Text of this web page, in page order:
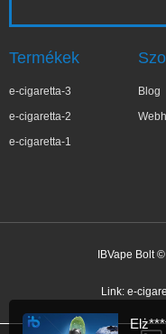
Termékek
e-cigaretta-3
e-cigaretta-2
e-cigaretta-1
Blog
IBVape Bolt
Link: e-